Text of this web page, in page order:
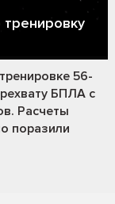
56-
БПЛА с
Расчеты
поразили